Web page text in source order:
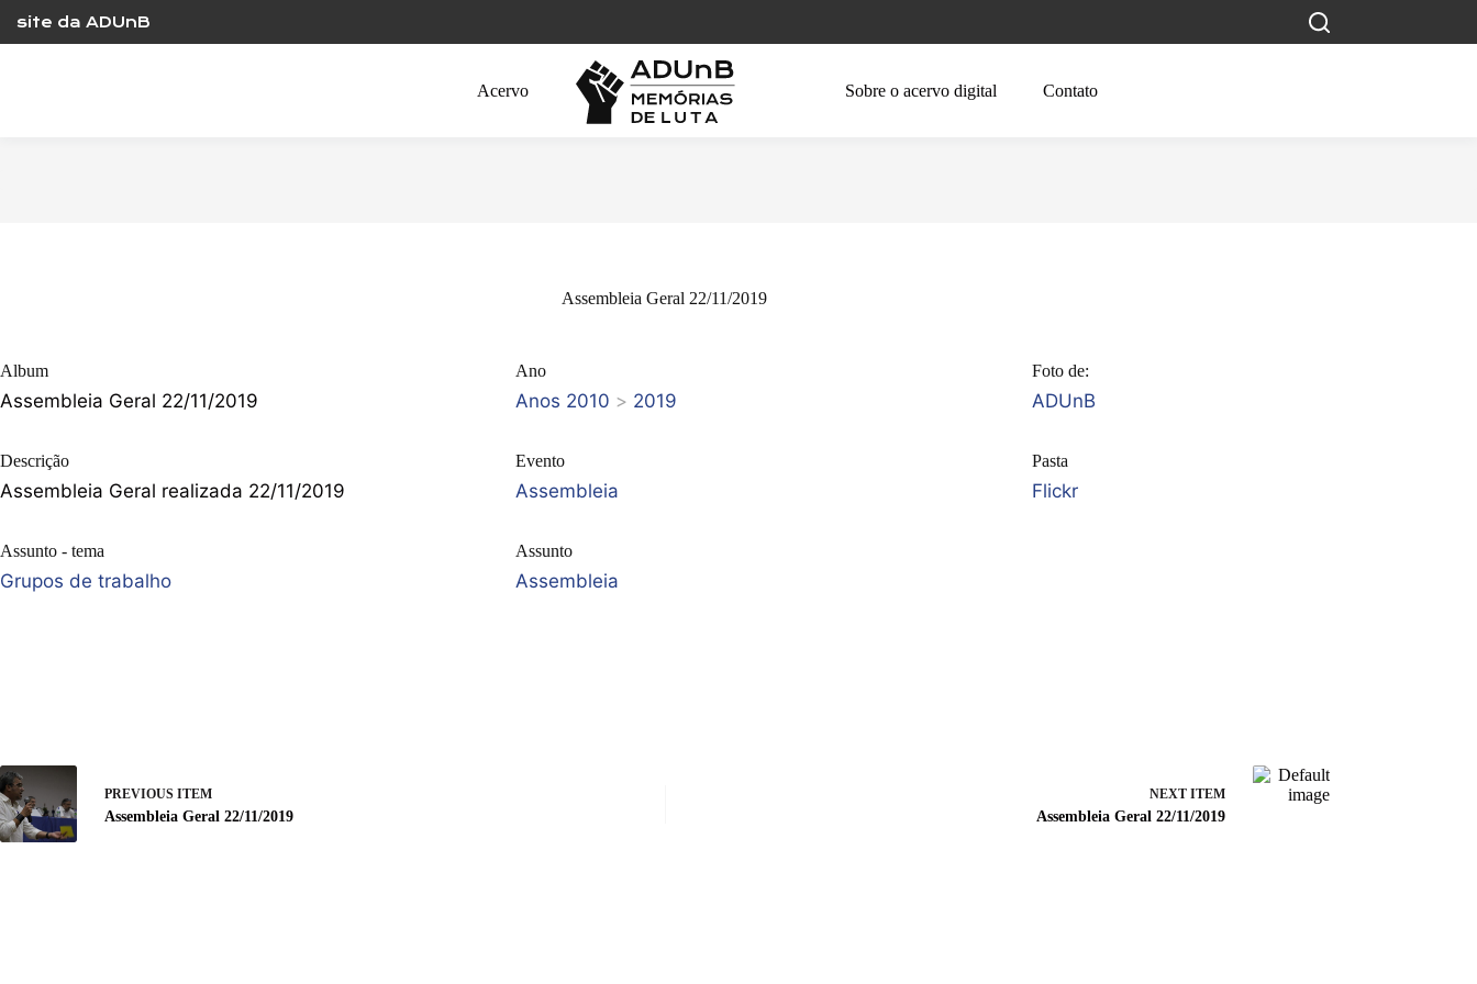
content
site da ADUnB
Acervo Sobre o acervo digital Contato
Assembleia Geral 22/11/2019
Album
Assembleia Geral 22/11/2019
Descrição
Assembleia Geral realizada 22/11/2019
Assunto - tema
Grupos de trabalho
Ano
Anos 2010 > 2019
Evento
Assembleia
Assunto
Assembleia
Foto de:
ADUnB
Pasta
Flickr
PREVIOUS ITEM
Assembleia Geral 22/11/2019
NEXT ITEM
Assembleia Geral 22/11/2019